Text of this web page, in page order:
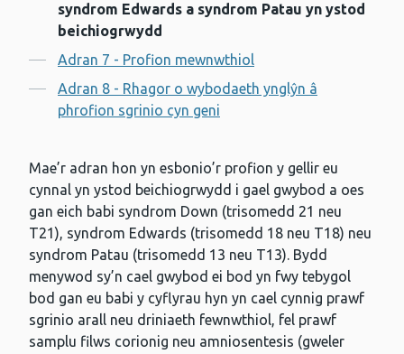
syndrom Edwards a syndrom Patau yn ystod
beichiogrwydd
Adran 7 - Profion mewnwthiol
Adran 8 - Rhagor o wybodaeth ynglŷn â
phrofion sgrinio cyn geni
Mae’r adran hon yn esbonio’r profion y gellir eu
cynnal yn ystod beichiogrwydd i gael gwybod a oes
gan eich babi syndrom Down (trisomedd 21 neu
T21), syndrom Edwards (trisomedd 18 neu T18) neu
syndrom Patau (trisomedd 13 neu T13). Bydd
menywod sy’n cael gwybod ei bod yn fwy tebygol
bod gan eu babi y cyflyrau hyn yn cael cynnig prawf
sgrinio arall neu driniaeth fewnwthiol, fel prawf
samplu filws corionig neu amniosentesis (gweler